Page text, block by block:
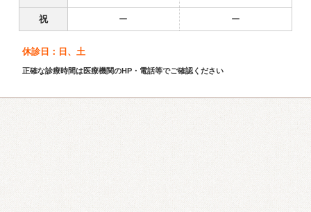
祝 ー ー
休診日：日、土
正確な診療時間は医療機関のHP・電話等でご確認ください